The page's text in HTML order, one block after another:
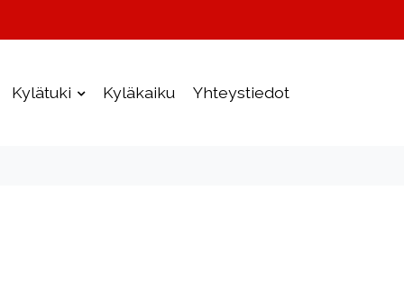
Kylätuki Kyläkaiku Yhteystiedot